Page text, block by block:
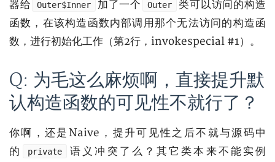
器给
Outer$Inner 加了一个 Outer
类可以访问的构造
函数，在该构造函数内部调用那个无法访问的构造函
数，进行初始化工作（第2行，invokespecial #1）。
Q: 为毛这么麻烦啊，直接提升默
认构造函数的可见性不就行了？
你啊，还是Naive，提升可见性之后不就与源码中
的
private
语义冲突了么？其它类本来不能实例